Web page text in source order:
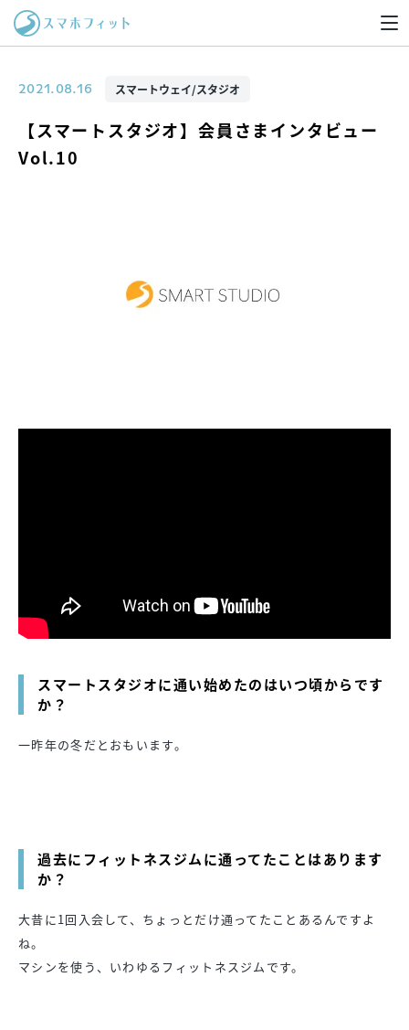
2021.08.16 スマートウェイ/スタジオ
【スマートスタジオ】会員さまインタビュー
Vol.10
スマートスタジオに通い始めたのはいつ頃からです
か？
一昨年の冬だとおもいます。
過去にフィットネスジムに通ってたことはあります
か？
大昔に1回入会して、ちょっとだけ通ってたことあるんですよ
ね。
マシンを使う、いわゆるフィットネスジムです。